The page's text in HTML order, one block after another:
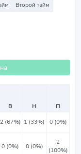
Второй тайм
В Н
П
2 (67%) 1 (33%) 0 (0%)
0 (0%) 0 (0%)
2
(100%)